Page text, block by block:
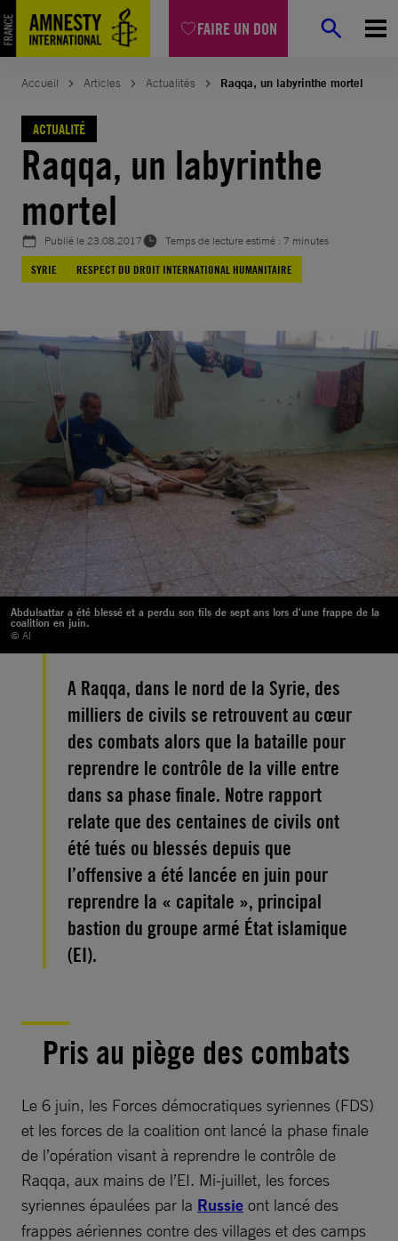
FAIRE UN DON
Aller
au
contenu
Accueil Articles Actualités Raqqa, un labyrinthe mortel
ACTUALITÉ
Raqqa, un labyrinthe
mortel
Publié le23.08.2017
Temps de lecture estimé : 7 minutes
SYRIE
RESPECT DU DROIT INTERNATIONAL HUMANITAIRE
Abdulsattar a été blessé et a perdu son fils de sept ans lors d'une frappe de la
coalition en juin.
© AI
A Raqqa, dans le nord de la Syrie, des
milliers de civils se retrouvent au cœur
des combats alors que la bataille pour
reprendre le contrôle de la ville entre
dans sa phase finale. Notre rapport
relate que des centaines de civils ont
été tués ou blessés depuis que
l’offensive a été lancée en juin pour
reprendre la « capitale », principal
bastion du groupe armé État islamique
(EI).
Pris au piège des combats
Le 6 juin, les Forces démocratiques syriennes (FDS)
et les forces de la coalition ont lancé la phase finale
de l’opération visant à reprendre le contrôle de
Raqqa, aux mains de l’EI. Mi-juillet, les forces
syriennes épaulées par la Russie ont lancé des
frappes aériennes contre des villages et des camps